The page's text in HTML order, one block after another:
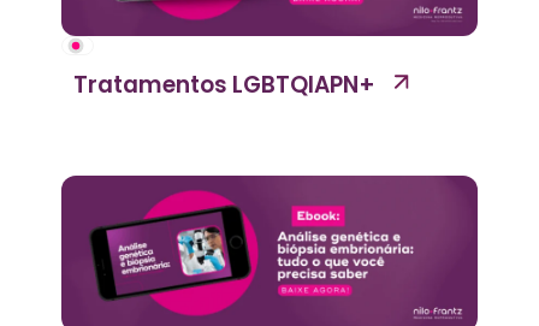
Tratamentos LGBTQIAPN+